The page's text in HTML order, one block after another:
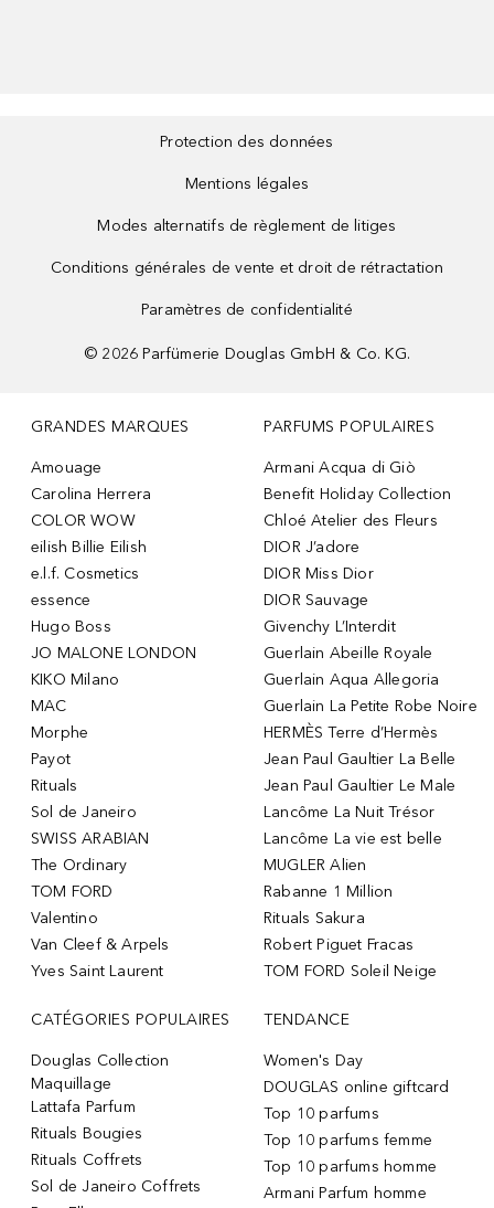
Protection des données
Mentions légales
Modes alternatifs de règlement de litiges
Conditions générales de vente et droit de rétractation
Paramètres de confidentialité
© 2026 Parfümerie Douglas GmbH & Co. KG.
GRANDES MARQUES
Amouage
Carolina Herrera
COLOR WOW
eilish Billie Eilish
e.l.f. Cosmetics
essence
Hugo Boss
JO MALONE LONDON
KIKO Milano
MAC
Morphe
Payot
Rituals
Sol de Janeiro
SWISS ARABIAN
The Ordinary
TOM FORD
Valentino
Van Cleef & Arpels
Yves Saint Laurent
PARFUMS POPULAIRES
Armani Acqua di Giò
Benefit Holiday Collection
Chloé Atelier des Fleurs
DIOR J’adore
DIOR Miss Dior
DIOR Sauvage
Givenchy L’Interdit
Guerlain Abeille Royale
Guerlain Aqua Allegoria
Guerlain La Petite Robe Noire
HERMÈS Terre d’Hermès
Jean Paul Gaultier La Belle
Jean Paul Gaultier Le Male
Lancôme La Nuit Trésor
Lancôme La vie est belle
MUGLER Alien
Rabanne 1 Million
Rituals Sakura
Robert Piguet Fracas
TOM FORD Soleil Neige
CATÉGORIES POPULAIRES
Douglas Collection
Maquillage
Lattafa Parfum
Rituals Bougies
Rituals Coffrets
Sol de Janeiro Coffrets
TENDANCE
Women's Day
DOUGLAS online giftcard
Top 10 parfums
Top 10 parfums femme
Top 10 parfums homme
Armani Parfum homme